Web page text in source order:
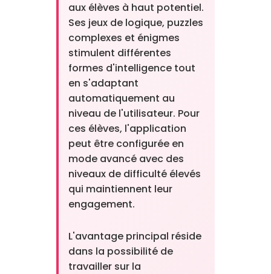
aux élèves à haut potentiel.
Ses jeux de logique, puzzles
complexes et énigmes
stimulent différentes
formes d'intelligence tout
en s'adaptant
automatiquement au
niveau de l'utilisateur. Pour
ces élèves, l'application
peut être configurée en
mode avancé avec des
niveaux de difficulté élevés
qui maintiennent leur
engagement.
L'avantage principal réside
dans la possibilité de
travailler sur la